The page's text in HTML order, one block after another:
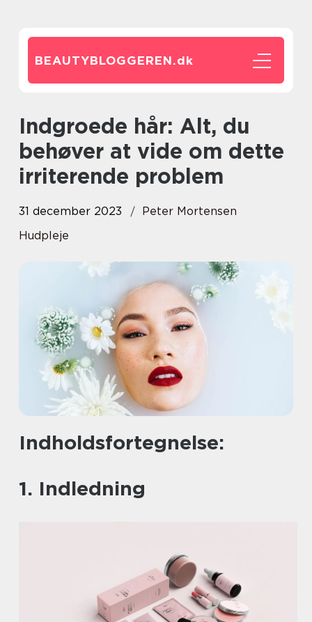
BEAUTYBLOGGEREN.dk
Indgroede hår: Alt, du
behøver at vide om dette
irriterende problem
31 december 2023
Peter Mortensen
Hudpleje
Indholdsfortegnelse:
1. Indledning